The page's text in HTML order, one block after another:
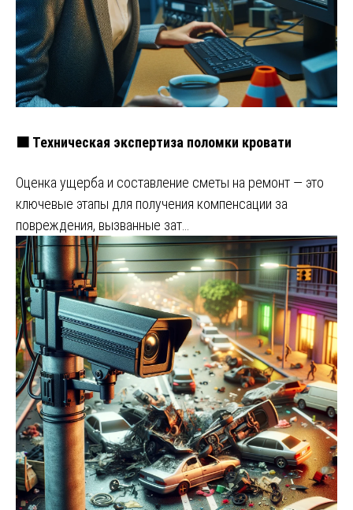
🟧 Техническая экспертиза поломки кровати
Оценка ущерба и составление сметы на ремонт — это
ключевые этапы для получения компенсации за
повреждения, вызванные зат…